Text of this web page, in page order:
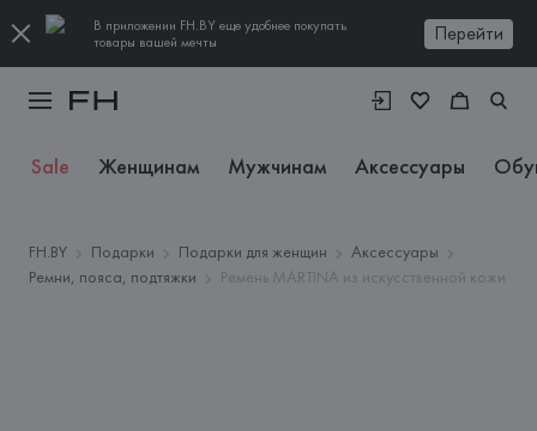
В приложении FH.BY еще удобнее покупать
товары вашей мечты
Перейти
Sale Женщинам Мужчинам Аксессуары
FH.BY Подарки Подарки для женщин
Аксессуары
Ремни, пояса, подтяжки
Ремень MARTINA из искусственной кожи